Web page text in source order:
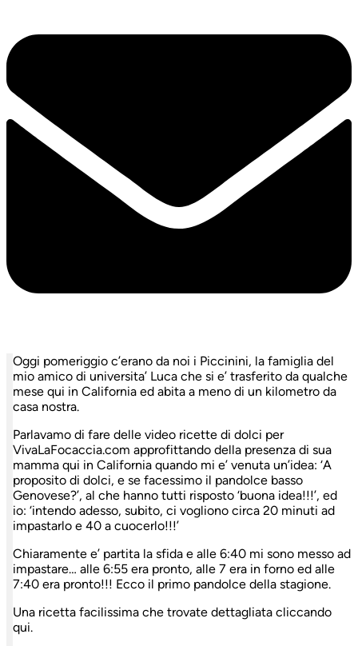
Oggi pomeriggio c’erano da noi i Piccinini, la famiglia del
mio amico di universita’ Luca che si e’ trasferito da qualche
mese qui in California ed abita a meno di un kilometro da
casa nostra.
Parlavamo di fare delle video ricette di dolci per
VivaLaFocaccia.com approfittando della presenza di sua
mamma qui in California quando mi e’ venuta un’idea: ‘A
proposito di dolci, e se facessimo il pandolce basso
Genovese?’, al che hanno tutti risposto ‘buona idea!!!’, ed
io: ‘intendo adesso, subito, ci vogliono circa 20 minuti ad
impastarlo e 40 a cuocerlo!!!’
Chiaramente e’ partita la sfida e alle 6:40 mi sono messo ad
impastare… alle 6:55 era pronto, alle 7 era in forno ed alle
7:40 era pronto!!! Ecco il primo pandolce della stagione.
Una ricetta facilissima che trovate dettagliata cliccando
qui.